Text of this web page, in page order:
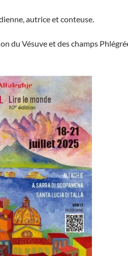
autrice et conteuse.
du Vésuve et des champs